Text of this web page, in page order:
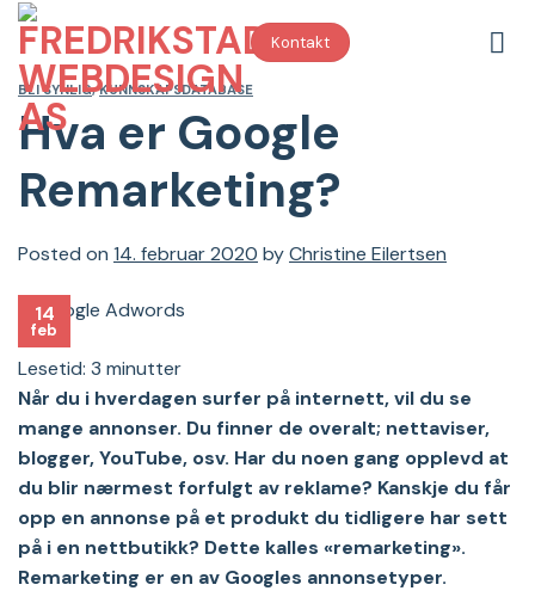
Skip
content
Kontakt
BLI SYNLIG,KUNNSKAPSDATABASE
Hva er Google
Remarketing?
Posted on 14. februar 2020 byChristine Eilertsen
14
feb
Lesetid: 3 minutter
Når du i hverdagen surfer på internett, vil du se
mange annonser. Du finner de overalt; nettaviser,
blogger, YouTube, osv. Har du noen gang opplevd at
du blir nærmest forfulgt av reklame? Kanskje du får
opp en annonse på et produkt du tidligere har sett
på i en nettbutikk? Dette kalles «remarketing».
Remarketing er en av Googles annonsetyper.